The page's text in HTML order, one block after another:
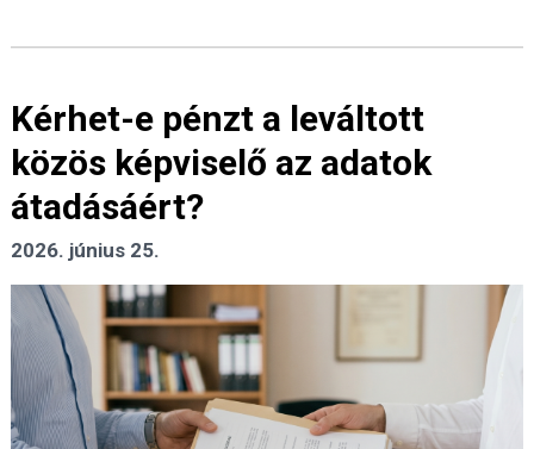
Kérhet-e pénzt a leváltott
közös képviselő az adatok
átadásáért?
2026. június 25.